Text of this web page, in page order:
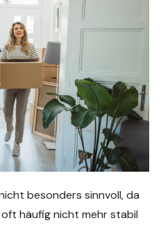
besonders sinnvoll, da
häufig nicht mehr stabil